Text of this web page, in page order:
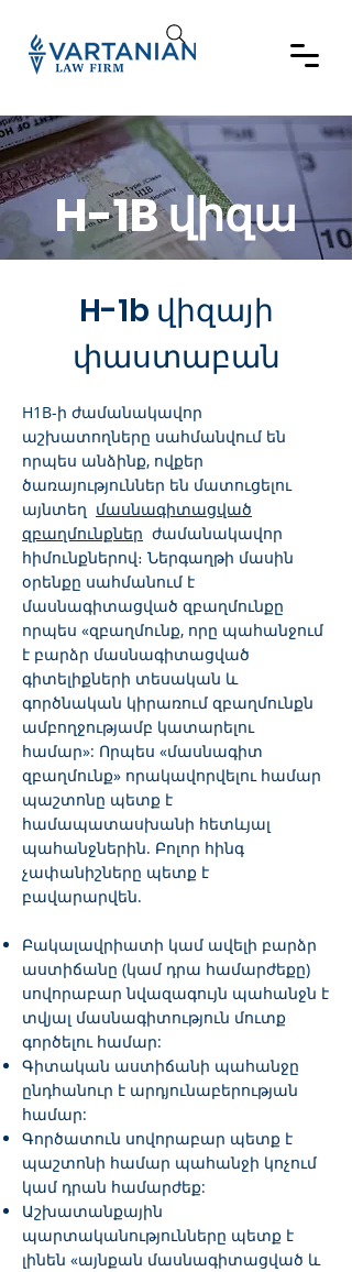
H-1B վիզա
H-1b վիզայի
փաստաբան
H1B-ի ժամանակավոր
աշխատողները սահմանվում են
որպես անձինք, ովքեր
ծառայություններ են մատուցելու
այնտեղ մասնագիտացված
զբաղմունքներ ժամանակավոր
հիմունքներով։ Ներգաղթի մասին
օրենքը սահմանում է
մասնագիտացված զբաղմունքը
որպես «զբաղմունք, որը պահանջում
է բարձր մասնագիտացված
գիտելիքների տեսական և
գործնական կիրառում զբաղմունքն
ամբողջությամբ կատարելու
համար»: Որպես «մասնագիտ
զբաղմունք» որակավորվելու համար
պաշտոնը պետք է
համապատասխանի հետևյալ
պահանջներին. Բոլոր հինգ
չափանիշները պետք է
բավարարվեն.
Բակալավրիատի կամ ավելի բարձր
աստիճանը (կամ դրա համարժեքը)
սովորաբար նվազագույն պահանջն է
տվյալ մասնագիտություն մուտք
գործելու համար:
Գիտական աստիճանի պահանջը
ընդհանուր է արդյունաբերության
համար:
Գործատուն սովորաբար պետք է
պաշտոնի համար պահանջի կոչում
կամ դրան համարժեք:
Աշխատանքային
պարտականությունները պետք է
լինեն «այնքան մասնագիտացված և